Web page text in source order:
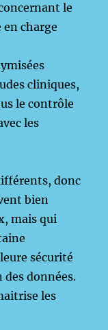
le
charge
cliniques,
le contrôle
les
donc
bien
mais qui
sécurité
données.
les